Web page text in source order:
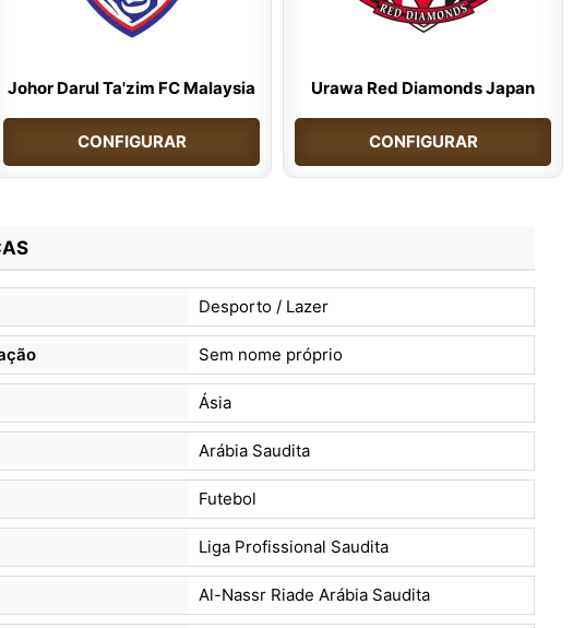
Johor Darul Ta'zim FC Malaysia
CONFIGURAR
Urawa Red Diamonds Japan
CONFIGURAR
Desporto / Lazer
Sem nome próprio
Ásia
Arábia Saudita
Futebol
Liga Profissional Saudita
Al-Nassr Riade Arábia Saudita